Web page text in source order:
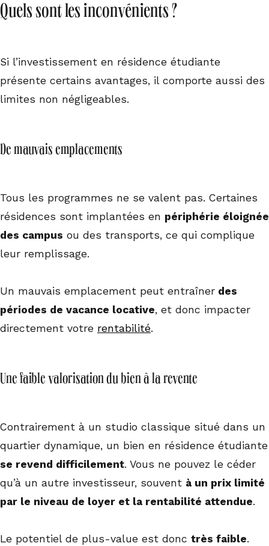
Quels sont les inconvénients ?
Si l’investissement en résidence étudiante
présente certains avantages, il comporte aussi des
limites non négligeables.
De mauvais emplacements
Tous les programmes ne se valent pas. Certaines
résidences sont implantées en périphérie éloignée
des campus ou des transports, ce qui complique
leur remplissage.
Un mauvais emplacement peut entraîner des
périodes de vacance locative, et donc impacter
directement votre rentabilité.
Une faible valorisation du bien à la revente
Contrairement à un studio classique situé dans un
quartier dynamique, un bien en résidence étudiante
se revend difficilement. Vous ne pouvez le céder
qu’à un autre investisseur, souvent à un prix limité
par le niveau de loyer et la rentabilité attendue.
Le potentiel de plus-value est donc très faible.